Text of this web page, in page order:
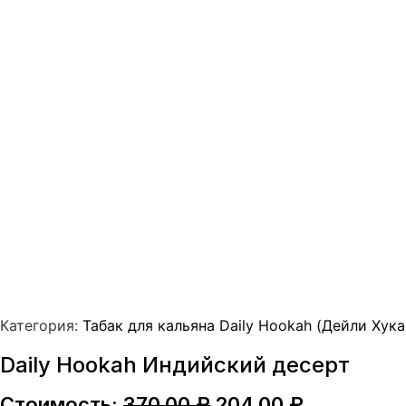
Категория: Табак для кальяна Daily Hookah (Дейли
Daily Hookah Индийский десерт